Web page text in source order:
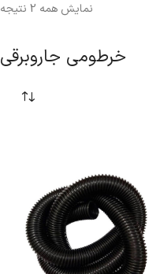
نمایش همه 2 نتیجه
خرطومی جاروبرقی